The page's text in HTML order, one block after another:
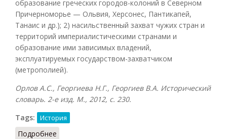
образование греческих городов-колоний в Северном
Причерноморье — Ольвия, Херсонес, Пантикапей,
Танаис и др.); 2) насильственный захват чужих стран и
территорий империалистическими странами и
образование ими зависимых владений,
эксплуатируемых государством-захватчиком
(метрополией).
Орлов А.С., Георгиева Н.Г., Георгиев В.А. Исторический
словарь. 2-е изд. М., 2012, с. 230.
Tags:
История
Подробнее